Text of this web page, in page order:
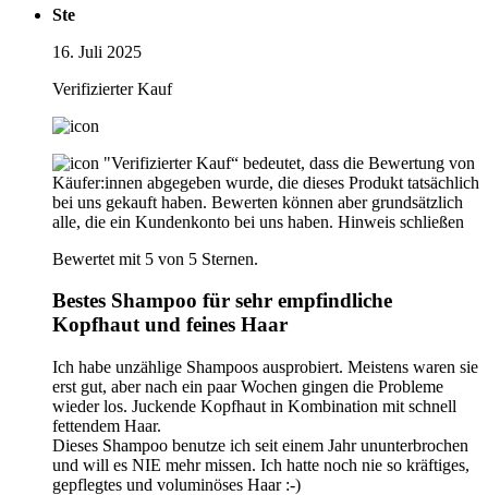
Ste
16. Juli 2025
Verifizierter Kauf
"Verifizierter Kauf“ bedeutet, dass die Bewertung von
Käufer:innen abgegeben wurde, die dieses Produkt tatsächlich
bei uns gekauft haben. Bewerten können aber grundsätzlich
alle, die ein Kundenkonto bei uns haben. Hinweis schließen
Bewertet mit 5 von 5 Sternen.
Bestes Shampoo für sehr empfindliche
Kopfhaut und feines Haar
Ich habe unzählige Shampoos ausprobiert. Meistens waren sie
erst gut, aber nach ein paar Wochen gingen die Probleme
wieder los. Juckende Kopfhaut in Kombination mit schnell
fettendem Haar.
Dieses Shampoo benutze ich seit einem Jahr ununterbrochen
und will es NIE mehr missen. Ich hatte noch nie so kräftiges,
gepflegtes und voluminöses Haar :-)